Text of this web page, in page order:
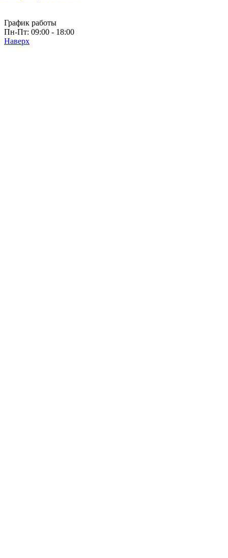
График работы
Пн-Пт: 09:00 - 18:00
Наверх